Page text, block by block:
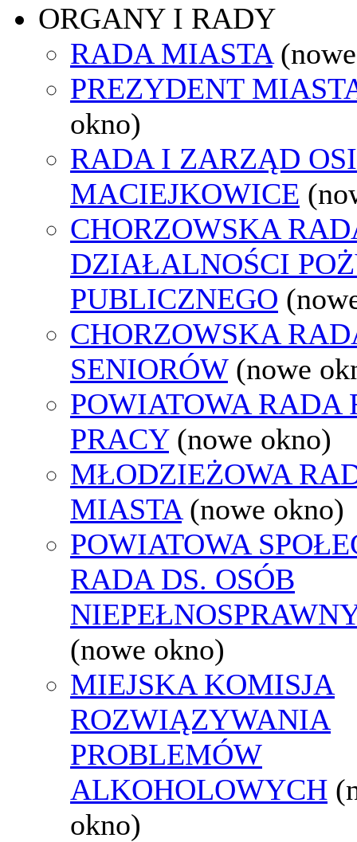
ORGANY I RADY
RADA MIASTA
PREZYDENT
okno)
RADA I ZARZĄD
MACIEJKOWICE
CHORZOWSKA
DZIAŁALNOŚCI
PUBLICZNEGO
CHORZOWSKA
SENIORÓW (nowe
POWIATOWA RADA
PRACY (nowe okno)
MŁODZIEŻOWA
MIASTA (nowe okno)
POWIATOWA
RADA DS. OSÓB
(nowe okno)
MIEJSKA KOMISJA
ROZWIĄZYWANIA
PROBLEMÓW
ALKOHOLOWYCH
okno)